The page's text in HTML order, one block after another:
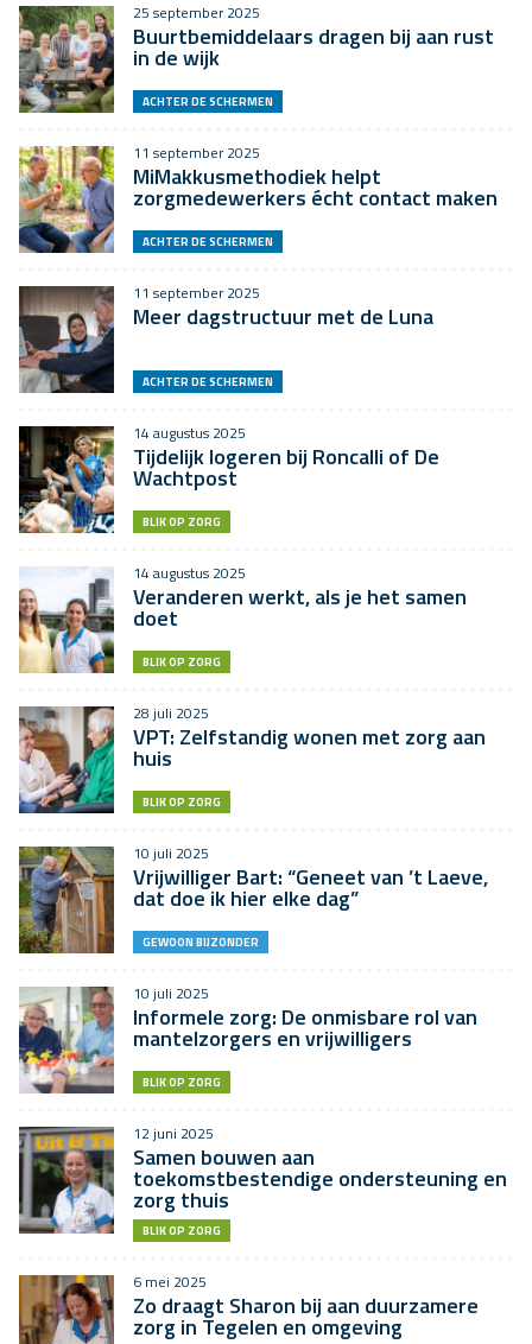
25 september 2025
Buurtbemiddelaars dragen bij aan rust
in de wijk
ACHTER DE SCHERMEN
11 september 2025
MiMakkusmethodiek helpt
zorgmedewerkers écht contact maken
ACHTER DE SCHERMEN
11 september 2025
Meer dagstructuur met de Luna
ACHTER DE SCHERMEN
14 augustus 2025
Tijdelijk logeren bij Roncalli of De
Wachtpost
BLIK OP ZORG
14 augustus 2025
Veranderen werkt, als je het samen
doet
BLIK OP ZORG
28 juli 2025
VPT: Zelfstandig wonen met zorg aan
huis
BLIK OP ZORG
10 juli 2025
Vrijwilliger Bart: “Geneet van ’t Laeve,
dat doe ik hier elke dag”
GEWOON BIJZONDER
10 juli 2025
Informele zorg: De onmisbare rol van
mantelzorgers en vrijwilligers
BLIK OP ZORG
12 juni 2025
Samen bouwen aan
toekomstbestendige ondersteuning en
zorg thuis
BLIK OP ZORG
6 mei 2025
Zo draagt Sharon bij aan duurzamere
zorg in Tegelen en omgeving